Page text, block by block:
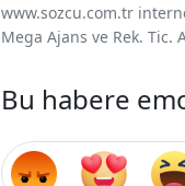
www.sozcu.com.tr
Mega Ajans ve Rek.
Bu habere